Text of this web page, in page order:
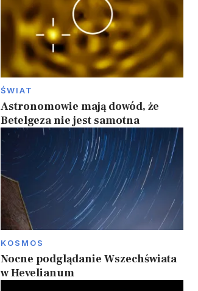
ŚWIAT
Astronomowie mają dowód, że
Betelgeza nie jest samotna
KOSMOS
Nocne podglądanie Wszechświata
w Hevelianum